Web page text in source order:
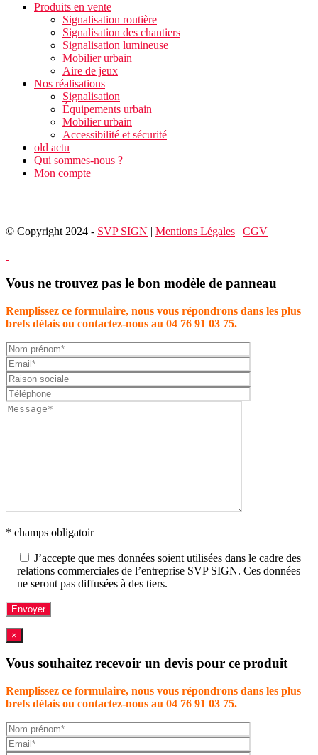
Produits en vente
Signalisation routière
Signalisation des chantiers
Signalisation lumineuse
Mobilier urbain
Aire de jeux
Nos réalisations
Signalisation
Équipements urbain
Mobilier urbain
Accessibilité et sécurité
old actu
Qui sommes-nous ?
Mon compte
© Copyright 2024 - SVP SIGN | Mentions Légales | CGV
Vous ne trouvez pas le bon modèle de panneau
Remplissez ce formulaire, nous vous répondrons dans les plus
brefs délais ou contactez-nous au 04 76 91 03 75.
* champs obligatoir
J’accepte que mes données soient utilisées dans le cadre des
relations commerciales de l’entreprise SVP SIGN. Ces données
ne seront pas diffusées à des tiers.
×
Vous souhaitez recevoir un devis pour ce produit
Remplissez ce formulaire, nous vous répondrons dans les plus
brefs délais ou contactez-nous au 04 76 91 03 75.